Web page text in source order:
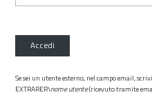
Accedi
Se sei un utente esterno, nel campo email, scrivi
EXTRARER\nome utente(ricevuto tramite